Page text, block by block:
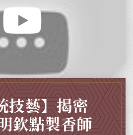
技藝】揭密
欽點製香師